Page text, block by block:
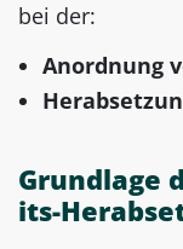
bei der:
Anordnung
Grundlage
its-